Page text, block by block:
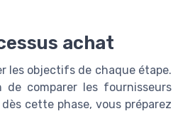
achat
les objectifs de chaque étape.
comparer les fournisseurs
cette phase, vous préparez